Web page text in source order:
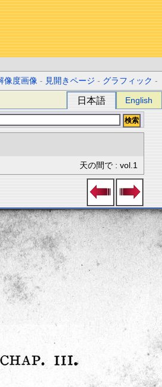
像度画像 - 見開きページ - グラフィック -
日本語 English
天の間で : vol.1